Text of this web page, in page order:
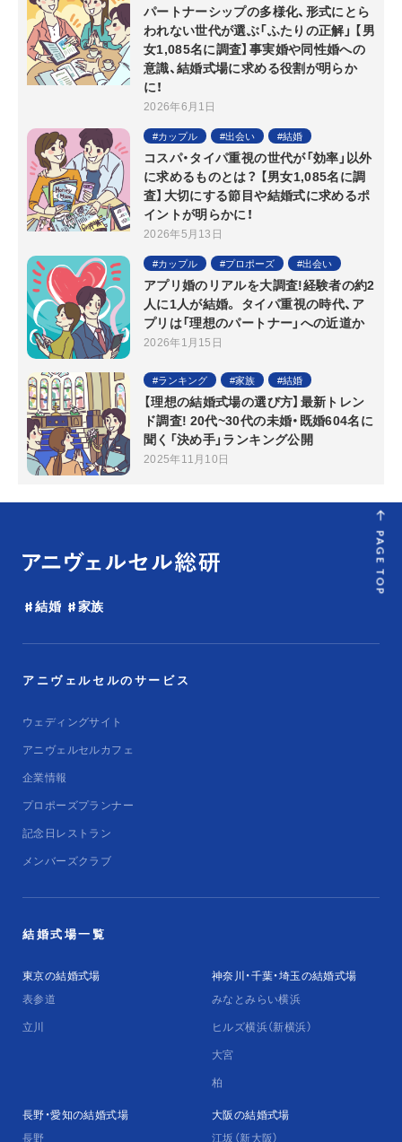
パートナーシップの多様化、形式にとら
われない世代が選ぶ「ふたりの正解」 【男
女1,085名に調査】事実婚や同性婚への
意識、結婚式場に求める役割が明らか
に！
2026年6月1日
カップル 出会い 結婚
コスパ・タイパ重視の世代が「効率」以外
に求めるものとは？ 【男女1,085名に調
査】大切にする節目や結婚式に求めるポ
イントが明らかに！
2026年5月13日
カップル プロポーズ 出会い
アプリ婚のリアルを大調査!経験者の約2
人に1人が結婚。 タイパ重視の時代、ア
プリは「理想のパートナー」への近道か
2026年1月15日
ランキング 家族 結婚
【理想の結婚式場の選び方】最新トレン
ド調査! 20代~30代の未婚・既婚604名に
聞く「決め手」ランキング公開
2025年11月10日
PAGE TOP
結婚 家族
アニヴェルセルのサービス
ウェディングサイト
アニヴェルセルカフェ
企業情報
プロポーズプランナー
記念日レストラン
メンバーズクラブ
結婚式場一覧
東京の結婚式場
表参道
立川
神奈川・千葉・埼玉の結婚式場
みなとみらい横浜
ヒルズ横浜（新横浜）
大宮
柏
長野・愛知の結婚式場
長野
大阪の結婚式場
江坂（新大阪）